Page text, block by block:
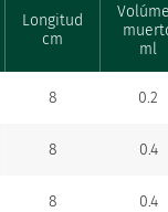
Longitud
cm
ml
8
0.2
8
0.4
8
0.4